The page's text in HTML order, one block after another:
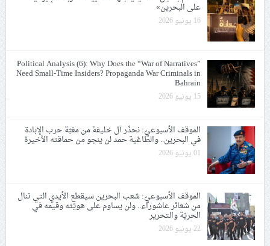
على البحرين»
16 يونيو 2026
Political Analysis (6): Why Does the “War of Narratives”
Need Small-Time Insiders? Propaganda War Criminals in
Bahrain
15 يونيو 2026
الموقف الأسبوعيّ: نحذّر آل خليفة من مغبّة حرب الإبادة
في البحرين.. والطاغية حمد لن ينجو من حماقته الأخيرة
01 يونيو 2026
الموقف الأسبوعيّ: شعب البحرين سيقطع الأيدي التي تنال
من شعائر عاشوراء.. ولن يساوم على هويّته وقيمه في
الحريّة والتحرير
22 يونيو 2026